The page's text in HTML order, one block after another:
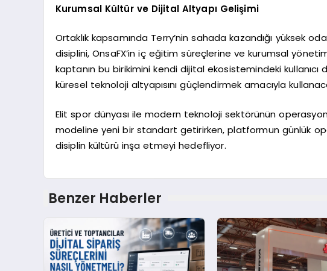
Kurumsal Kültür ve Dijital Altyapı Gelişimi
Ortaklık kapsamında Terry’nin sahada kazandığı yüksek
disiplini, OnsaFX’in iç eğitim süreçlerine ve kurumsal
kaptanın bu birikimini kendi dijital ekosistemindeki
küresel teknoloji altyapısını güçlendirmek amacıyla
Elit spor dünyası ile modern teknoloji sektörünün
modeline yeni bir standart getirirken, platformun günlük
disiplin kültürü inşa etmeyi hedefliyor.
Benzer Haberler